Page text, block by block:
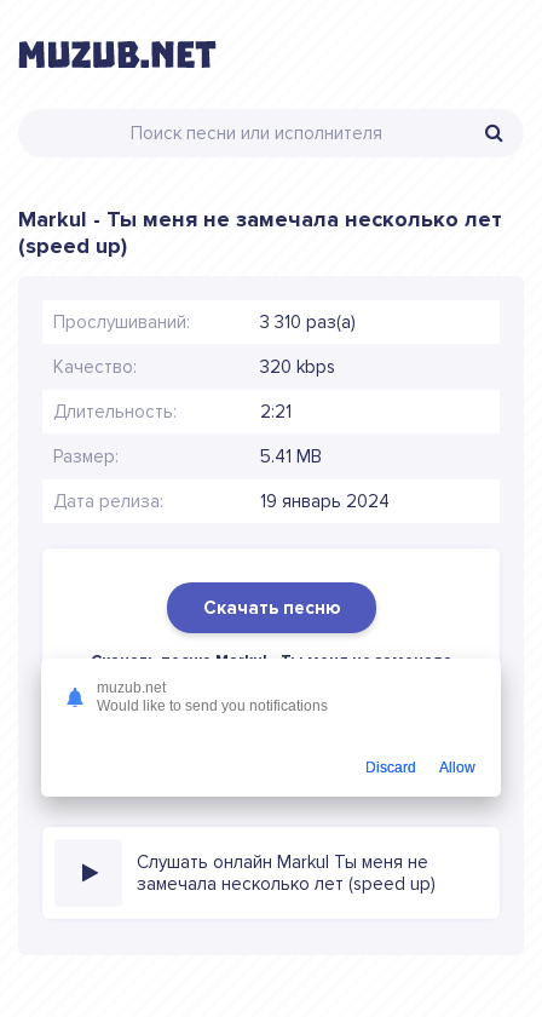
Markul - Ты меня не замечала несколько лет
(speed up)
Прослушиваний: 3 310 раз(а)
Качество: 320 kbps
Длительность: 2:21
Размер: 5.41 MB
Дата релиза: 19 январь 2024
Скачать песню
Скачать песню Markul - Ты меня не замечала
несколько лет (speed up)
320 кбитс) бесплатно или слушать музыку в режиме
Слушать онлайн Markul Ты меня не
замечала несколько лет (speed up)
muzub.net
Would like to send you notifications
Discard Allow